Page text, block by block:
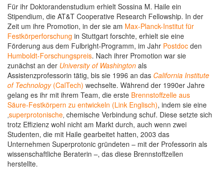
Für ihr Doktorandenstudium erhielt Sossina M. Haile ein
Stipendium, die AT&T Cooperative Research Fellowship. In der
Zeit um ihre Promotion, in der sie am Max-Planck-Institut für
Festkörperforschung in Stuttgart forschte, erhielt sie eine
Förderung aus dem Fulbright-Programm, im Jahr Postdoc den
Humboldt-Forschungspreis. Nach ihrer Promotion war sie
zunächst an der University of Washington als
Assistenzprofessorin tätig, bis sie 1996 an das California Institute
of Technology(CalTech) wechselte. Während der 1990er Jahre
gelang es ihr mit ihrem Team, die erste Brennstoffzelle aus
Säure-Festkörpern zu entwickeln (Link Englisch), indem sie eine
‚superprotonische‚ chemische Verbindung schuf. Diese setzte sich
trotz Effizienz wohl nicht am Markt durch, auch wenn zwei
Studenten, die mit Haile gearbeitet hatten, 2003 das
Unternehmen Superprotonic gründeten – mit der Professorin als
wissenschaftliche Beraterin –, das diese Brennstoffzellen
herstellte.